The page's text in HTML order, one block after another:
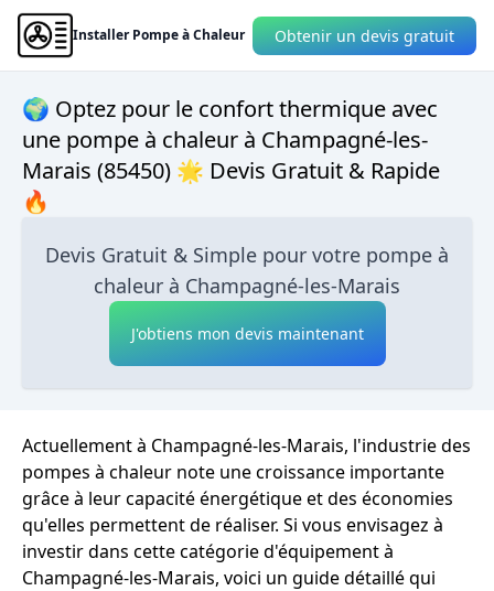
Installer Pompe à Chaleur Obtenir un devis gratuit
🌍 Optez pour le confort thermique avec
une pompe à chaleur à Champagné-les-
Marais (85450) 🌟 Devis Gratuit & Rapide
🔥
Devis Gratuit & Simple pour votre pompe à
chaleur à Champagné-les-Marais
J'obtiens mon devis maintenant
Actuellement à Champagné-les-Marais, l'industrie des
pompes à chaleur note une croissance importante
grâce à leur capacité énergétique et des économies
qu'elles permettent de réaliser. Si vous envisagez à
investir dans cette catégorie d'équipement à
Champagné-les-Marais, voici un guide détaillé qui